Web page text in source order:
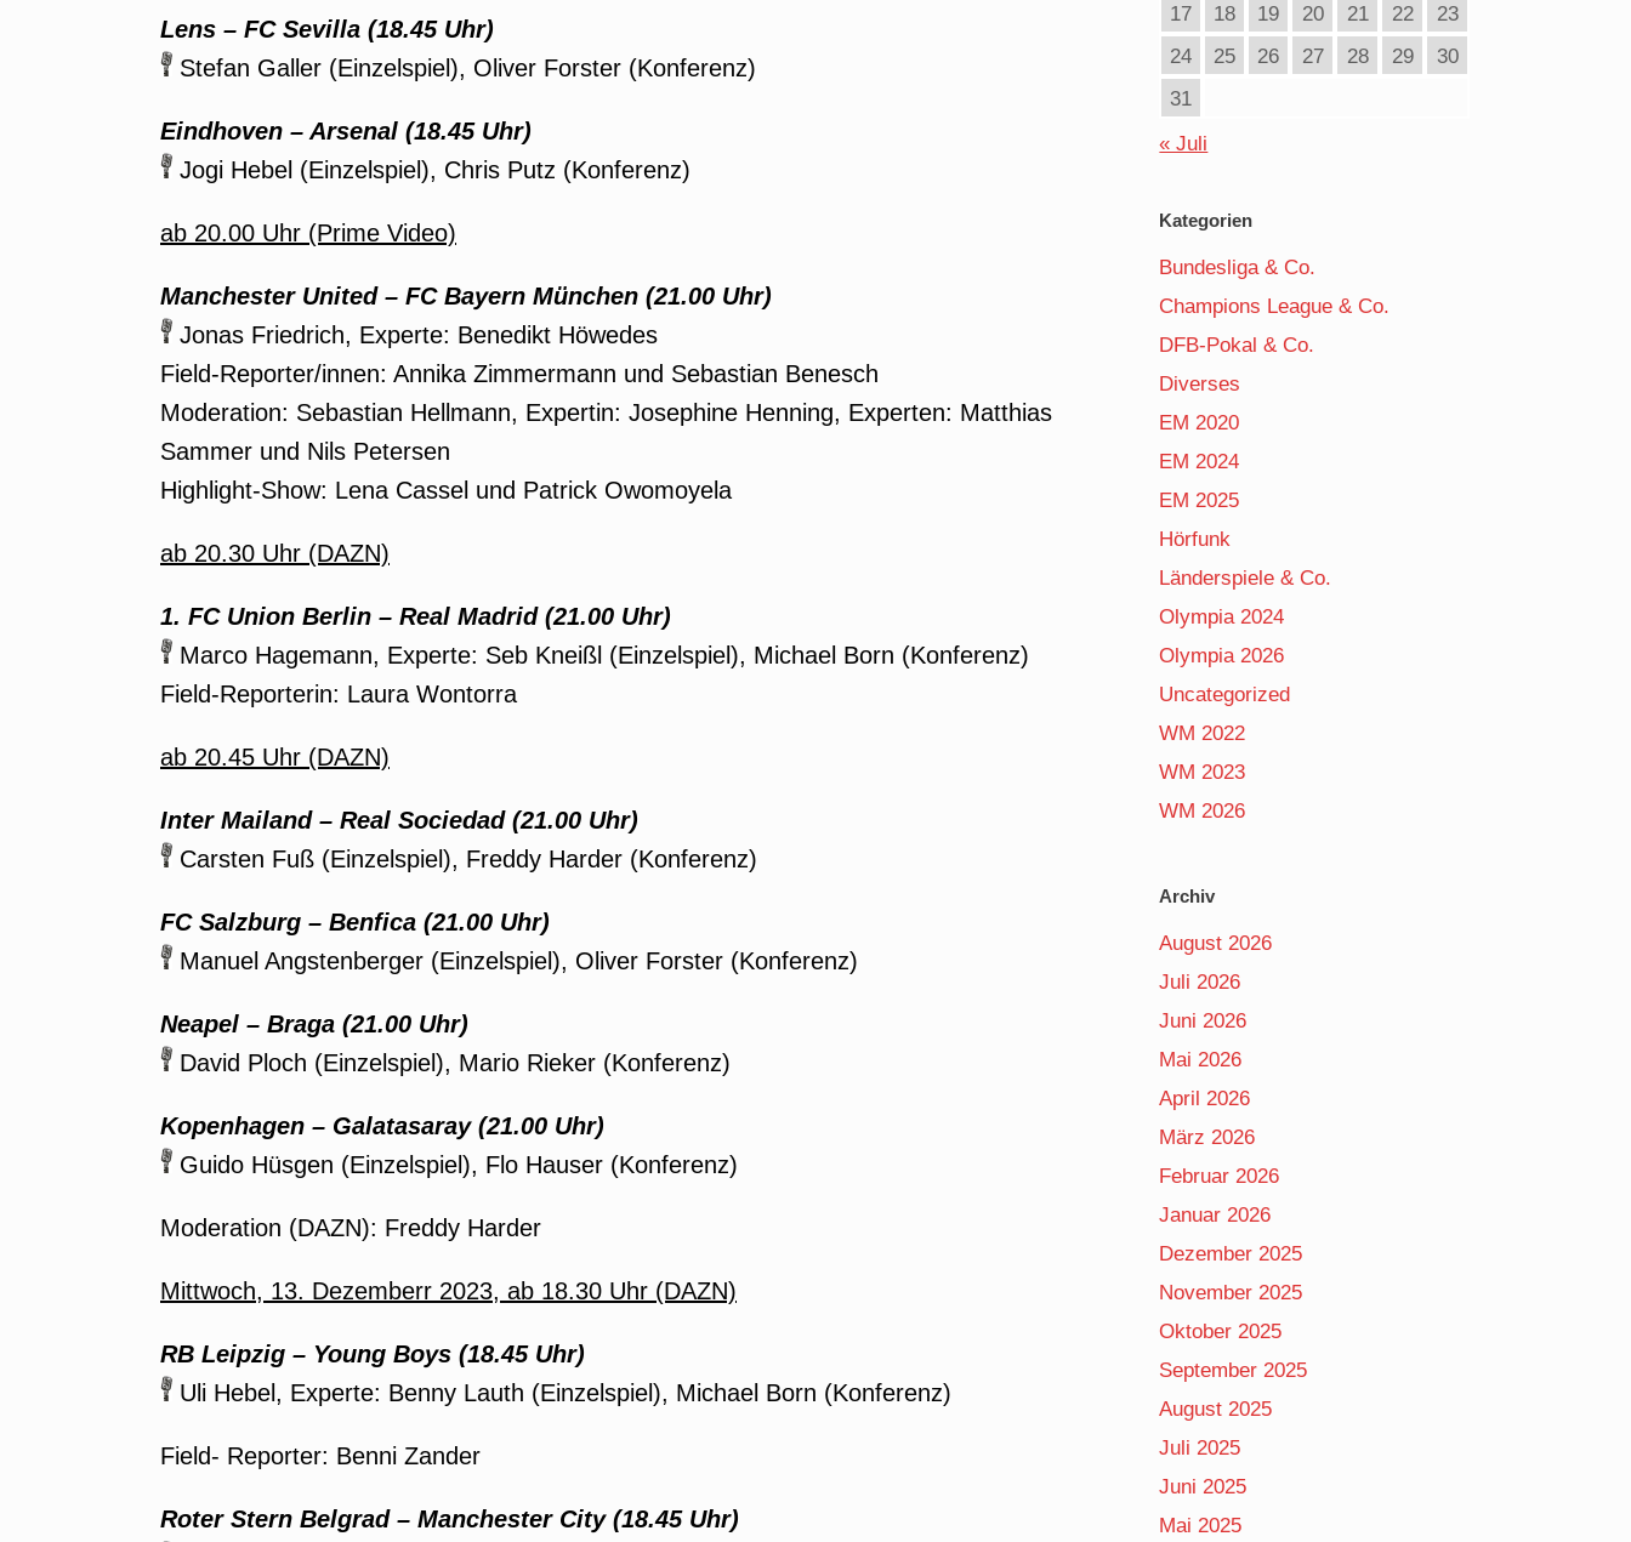
Lens – FC Sevilla (18.45 Uhr)
Stefan Galler (Einzelspiel), Oliver Forster (Konferenz)
Eindhoven – Arsenal (18.45 Uhr)
Jogi Hebel (Einzelspiel), Chris Putz (Konferenz)
ab 20.00 Uhr (Prime Video)
Manchester United – FC Bayern München (21.00 Uhr)
Jonas Friedrich, Experte: Benedikt Höwedes
Field-Reporter/innen: Annika Zimmermann und Sebastian Benesch
Moderation: Sebastian Hellmann, Expertin: Josephine Henning, Experten: Matthias
Sammer und Nils Petersen
Highlight-Show: Lena Cassel und Patrick Owomoyela
ab 20.30 Uhr (DAZN)
1. FC Union Berlin – Real Madrid(21.00 Uhr)
Marco Hagemann, Experte: Seb Kneißl (Einzelspiel), Michael Born (Konferenz)
Field-Reporterin: Laura Wontorra
ab 20.45 Uhr (DAZN)
Inter Mailand – Real Sociedad(21.00 Uhr)
Carsten Fuß (Einzelspiel), Freddy Harder (Konferenz)
FC Salzburg – Benfica (21.00 Uhr)
Manuel Angstenberger (Einzelspiel), Oliver Forster (Konferenz)
Neapel – Braga (21.00 Uhr)
David Ploch (Einzelspiel), Mario Rieker (Konferenz)
Kopenhagen – Galatasaray(21.00 Uhr)
Guido Hüsgen (Einzelspiel), Flo Hauser (Konferenz)
Moderation (DAZN): Freddy Harder
Mittwoch, 13. Dezemberr 2023, ab 18.30 Uhr (DAZN)
RB Leipzig – Young Boys (18.45 Uhr)
Uli Hebel, Experte: Benny Lauth (Einzelspiel), Michael Born (Konferenz)
Field- Reporter: Benni Zander
Roter Stern Belgrad – Manchester City(18.45 Uhr)
17
18 19 20 21 22
23
24
25 26 27 28 29
30
31
« Juli
Kategorien
Bundesliga & Co.
Champions League & Co.
DFB-Pokal & Co.
Diverses
EM 2020
EM 2024
EM 2025
Hörfunk
Länderspiele & Co.
Olympia 2024
Olympia 2026
Uncategorized
WM 2022
WM 2023
WM 2026
Archiv
August 2026
Juli 2026
Juni 2026
Mai 2026
April 2026
März 2026
Februar 2026
Januar 2026
Dezember 2025
November 2025
Oktober 2025
September 2025
August 2025
Juli 2025
Juni 2025
Mai 2025